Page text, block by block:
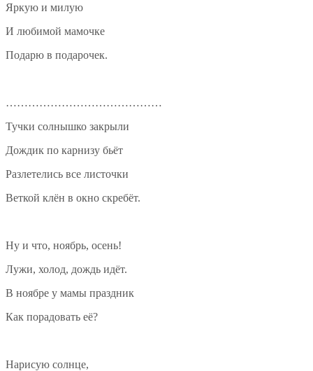
Яркую и милую
И любимой мамочке
Подарю в подарочек.
……………………………………
Тучки солнышко закрыли
Дождик по карнизу бьёт
Разлетелись все листочки
Веткой клён в окно скребёт.
Ну и что, ноябрь, осень!
Лужи, холод, дождь идёт.
В ноябре у мамы праздник
Как порадовать её?
Нарисую солнце,